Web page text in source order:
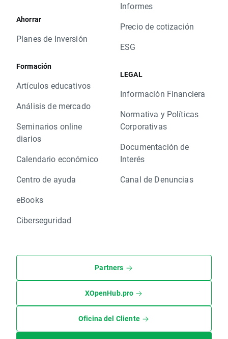
Ahorrar
Planes de Inversión
Formación
Artículos educativos
Análisis de mercado
Seminarios online
diarios
Calendario económico
Centro de ayuda
eBooks
Ciberseguridad
Informes
Precio de cotización
ESG
LEGAL
Información Financiera
Normativa y Políticas
Corporativas
Documentación de
Interés
Canal de Denuncias
Partners
XOpenHub.pro
Oficina del Cliente